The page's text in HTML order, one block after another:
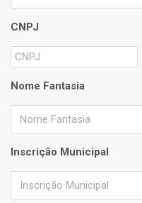
CNPJ
Nome Fantasia
Inscrição Municipal